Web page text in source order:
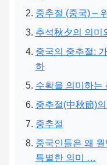
중추절 (중국) –
추석秋夕의 의미
중국의 중추절:
하
수확을 의미하는
중추절(中秋節)
중추절
중국인들은 왜
특별한 의미 …